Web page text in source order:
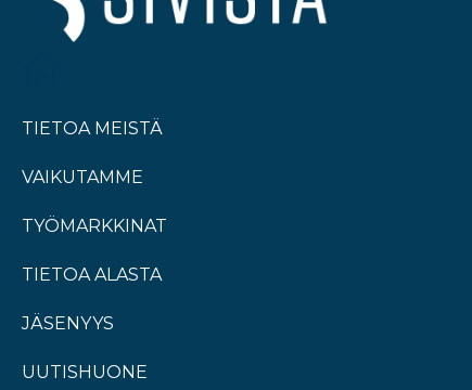
TIETOA MEISTÄ
VAIKUTAMME
TYÖMARKKINAT
TIETOA ALASTA
JÄSENYYS
UUTISHUONE